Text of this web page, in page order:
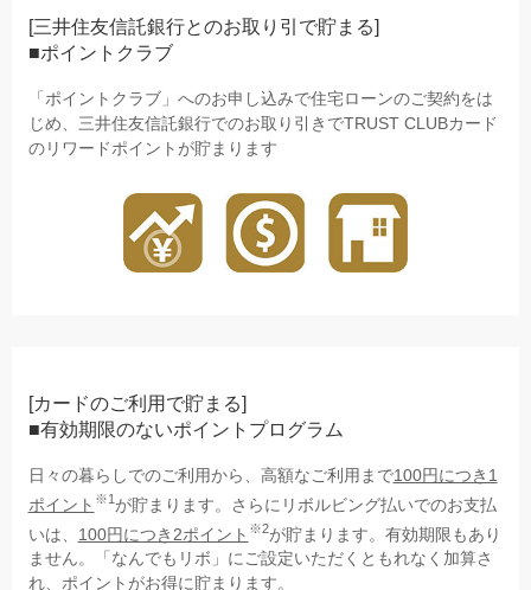
[三井住友信託銀行とのお取り引で貯まる]
■ポイントクラブ
「ポイントクラブ」へのお申し込みで住宅ローンのご契約をは
じめ、三井住友信託銀行でのお取り引きでTRUST CLUBカード
のリワードポイントが貯まります
[カードのご利用で貯まる]
■有効期限のないポイントプログラム
日々の暮らしでのご利用から、高額なご利用まで100円につき1
ポイント ※1 が貯まります。さらにリボルビング払いでのお支払
いは、 100円につき2ポイント ※2が貯まります。有効期限もあり
ません。「なんでもリボ」にご設定いただくともれなく加算さ
れ、ポイントがお得に貯まります。